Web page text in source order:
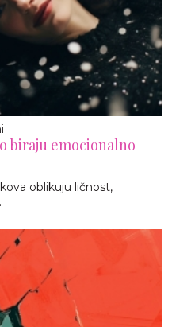
biraju emocionalno
oblikuju ličnost,